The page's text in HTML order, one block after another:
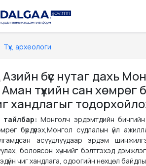
Түүх, археологи
бүс нутаг дахь
түүхийн сан хөмрөг
хандлагыг
тайлбар:Монголч эрдэмтдийн
бүрдүүлэх,Монгол судлалын үйл
асуудлуудаар эрдэм
боловсон хүчнийг бэлтгэхэд дэмжлэг
чиг хандлага, одоогийн нөхцөл